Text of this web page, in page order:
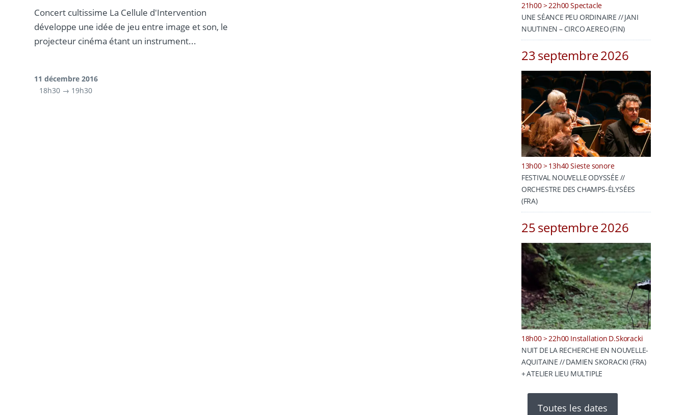
Concert cultissime La Cellule d'Intervention
développe une idée de jeu entre image et son, le
projecteur cinéma étant un instrument...
11 décembre 2016
18h30 → 19h30
21h00 > 22h00 Spectacle
UNE SÉANCE PEU ORDINAIRE // JANI
NUUTINEN – CIRCO AEREO (FIN)
23 septembre 2026
13h00 > 13h40 Sieste sonore
FESTIVAL NOUVELLE ODYSSÉE //
ORCHESTRE DES CHAMPS-ÉLYSÉES
(FRA)
25 septembre 2026
18h00 > 22h00 Installation D.Skoracki
NUIT DE LA RECHERCHE EN NOUVELLE-
AQUITAINE // DAMIEN SKORACKI (FRA)
+ ATELIER LIEU MULTIPLE
Toutes les dates